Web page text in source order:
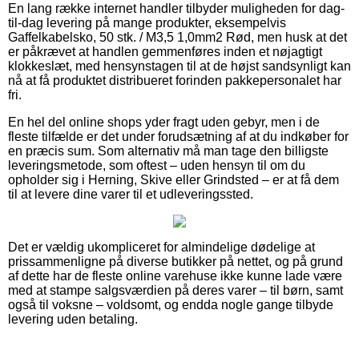
En lang række internet handler tilbyder muligheden for dag-
til-dag levering på mange produkter, eksempelvis
Gaffelkabelsko, 50 stk. / M3,5 1,0mm2 Rød, men husk at det
er påkrævet at handlen gemmenføres inden et nøjagtigt
klokkeslæt, med hensynstagen til at de højst sandsynligt kan
nå at få produktet distribueret forinden pakkepersonalet har
fri.
En hel del online shops yder fragt uden gebyr, men i de
fleste tilfælde er det under forudsætning af at du indkøber for
en præcis sum. Som alternativ må man tage den billigste
leveringsmetode, som oftest – uden hensyn til om du
opholder sig i Herning, Skive eller Grindsted – er at få dem
til at levere dine varer til et udleveringssted.
Det er vældig ukompliceret for almindelige dødelige at
prissammenligne på diverse butikker på nettet, og på grund
af dette har de fleste online varehuse ikke kunne lade være
med at stampe salgsværdien på deres varer – til børn, samt
også til voksne – voldsomt, og endda nogle gange tilbyde
levering uden betaling.